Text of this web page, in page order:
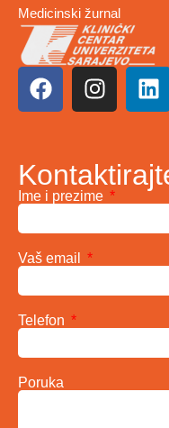
Medicinski žurnal
Ime i prezime
Vaš email
Telefon
Poruka